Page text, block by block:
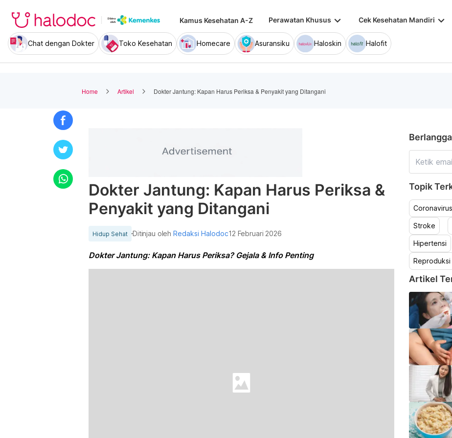
Kamus Kesehatan A-Z Perawatan Khusus keyboard_arrow_down Cek Kesehatan Mandiri keyboard_arrow_down
Chat dengan Dokter Toko Kesehatan Homecare Asuransiku Haloskin Halofit
Home Artikel Dokter Jantung: Kapan Harus Periksa & Penyakit yang Ditangani
Dokter Jantung: Kapan Harus Periksa &
Penyakit yang Ditangani
Hidup Sehat Ditinjau olehRedaksi Halodoc12 Februari 2026
Dokter Jantung: Kapan Harus Periksa? Gejala & Info Penting
Topik
Coronavirus
Stroke
Hipertensi
Reproduksi
Artikel